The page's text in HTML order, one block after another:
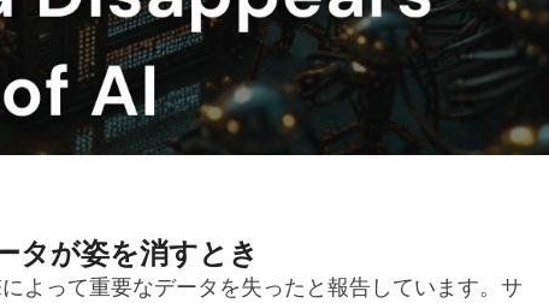
タが姿を消すとき
よって重要なデータを失ったと報告しています。サ